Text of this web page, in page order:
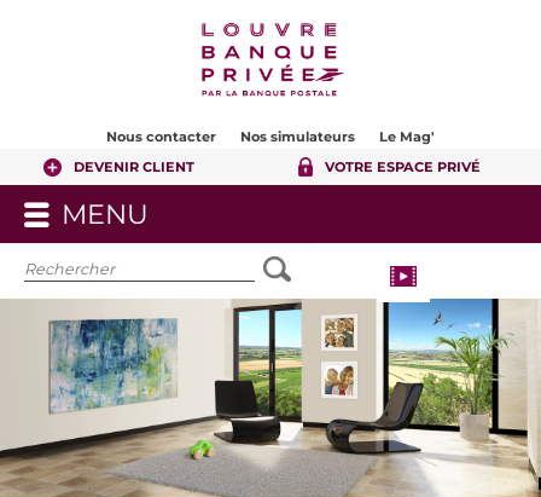
Nous contacter Nos simulateurs
Le Mag'
DEVENIR CLIENT
VOTRE ESPACE PRIVÉ
MENU
LE
MENU